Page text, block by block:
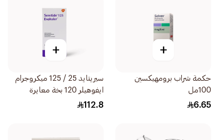
+
حكمة شراب برومهيكسين
100مل
6.65
+
سيريتايد 25 / 125 ميكروجرام
ايفوهيلر 120 بخة معايرة
1قطعة
112.8